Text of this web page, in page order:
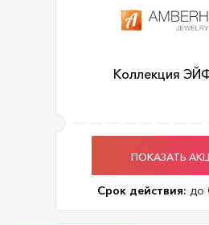
Коллекция
ПОКАЗАТЬ
Срок действия: до